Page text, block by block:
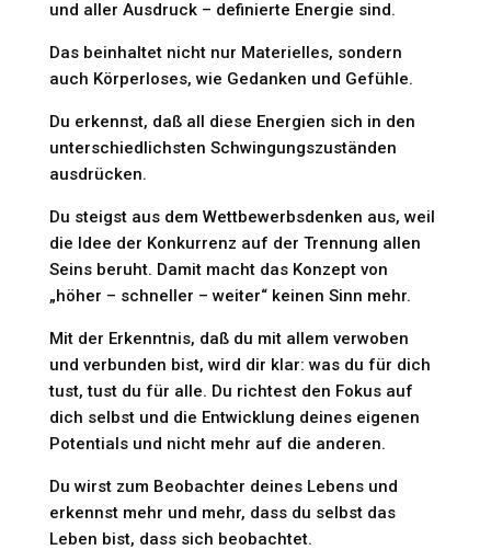
und aller Ausdruck – definierte Energie sind.
Das beinhaltet nicht nur Materielles, sondern
auch Körperloses, wie Gedanken und Gefühle.
Du erkennst, daß all diese Energien sich in den
unterschiedlichsten Schwingungszuständen
ausdrücken.
Du steigst aus dem Wettbewerbsdenken aus, weil
die Idee der Konkurrenz auf der Trennung allen
Seins beruht. Damit macht das Konzept von
„höher – schneller – weiter“ keinen Sinn mehr.
Mit der Erkenntnis, daß du mit allem verwoben
und verbunden bist, wird dir klar: was du für dich
tust, tust du für alle. Du richtest den Fokus auf
dich selbst und die Entwicklung deines eigenen
Potentials und nicht mehr auf die anderen.
Du wirst zum Beobachter deines Lebens und
erkennst mehr und mehr, dass du selbst das
Leben bist, dass sich beobachtet.